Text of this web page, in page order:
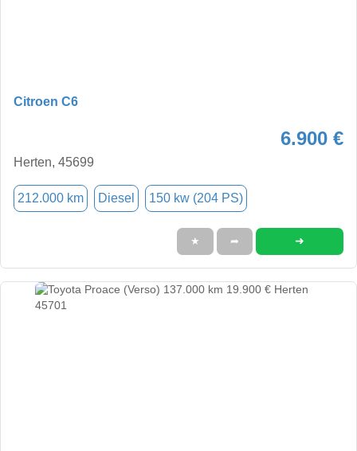
Citroen C6
6.900 €
Herten, 45699
212.000 km Diesel 150 kw (204 PS)
★ ➦ ➜